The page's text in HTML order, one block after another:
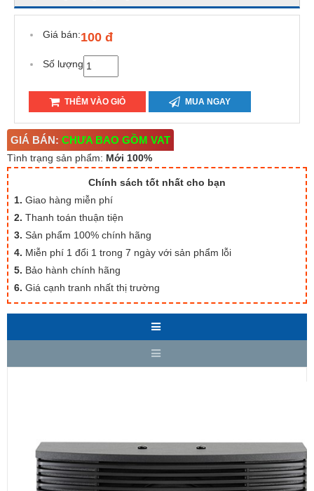
Giá bán:100 đ
Số lượng
THÊM VÀO GIỎ MUA NGAY
GIÁ BÁN: CHƯA BAO GỒM VAT
Tình trạng sản phẩm: Mới 100%
Chính sách tốt nhất cho bạn
1. Giao hàng miễn phí
2. Thanh toán thuận tiện
3. Sản phẩm 100% chính hãng
4. Miễn phí 1 đổi 1 trong 7 ngày với sản phẩm lỗi
5. Bảo hành chính hãng
6. Giá cạnh tranh nhất thị trường